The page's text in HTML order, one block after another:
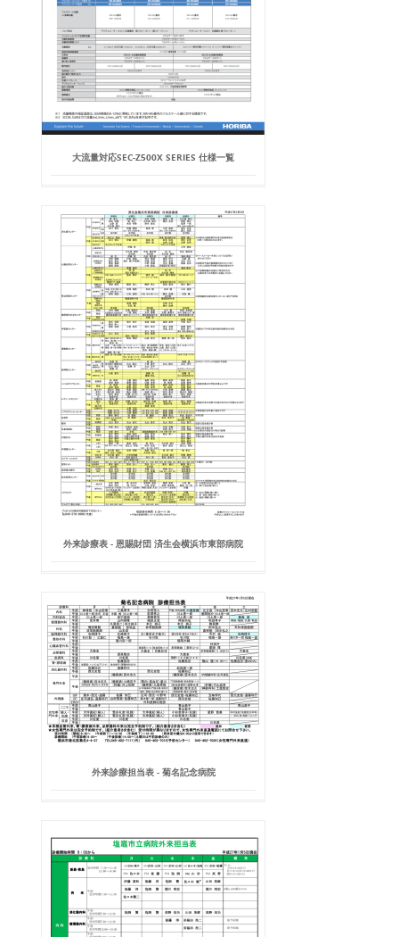
大流量対応SEC-Z500X SERIES 仕様一覧
外来診療表 - 恩賜財団 済生会横浜市東部病院
外来診療担当表 - 菊名記念病院